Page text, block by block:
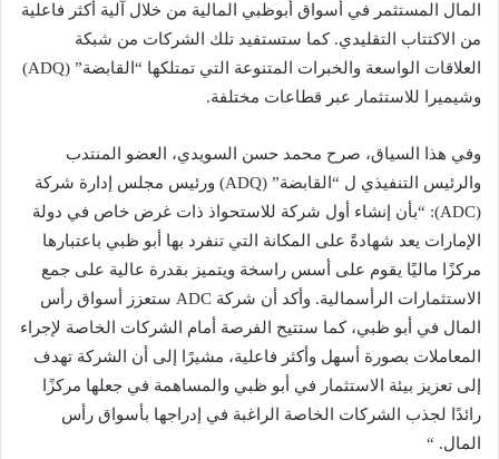
المال المستثمر في أسواق أبوظبي المالية من خلال آلية أكثر فاعلية
من الاكتتاب التقليدي. كما ستستفيد تلك الشركات من شبكة
العلاقات الواسعة والخبرات المتنوعة التي تمتلكها “القابضة” (ADQ)
وشيميرا للاستثمار عبر قطاعات مختلفة.
وفي هذا السياق، صرح محمد حسن السويدي، العضو المنتدب
والرئيس التنفيذي ل “القابضة” (ADQ) ورئيس مجلس إدارة شركة
(ADC): “بأن إنشاء أول شركة للاستحواذ ذات غرض خاص في دولة
الإمارات يعد شهادةً على المكانة التي تنفرد بها أبو ظبي باعتبارها
مركزًا ماليًا يقوم على أسس راسخة ويتميز بقدرة عالية على جمع
الاستثمارات الرأسمالية. وأكد أن شركة ADC ستعزز أسواق رأس
المال في أبو ظبي، كما ستتيح الفرصة أمام الشركات الخاصة لإجراء
المعاملات بصورة أسهل وأكثر فاعلية، مشيرًا إلى أن الشركة تهدف
إلى تعزيز بيئة الاستثمار في أبو ظبي والمساهمة في جعلها مركزًا
رائدًا لجذب الشركات الخاصة الراغبة في إدراجها بأسواق رأس
المال. “